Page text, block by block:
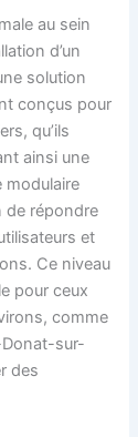
au sein
d’un
solution
conçus pour
qu’ils
ainsi une
modulaire
de répondre
et
Ce niveau
pour ceux
comme
sur-
des